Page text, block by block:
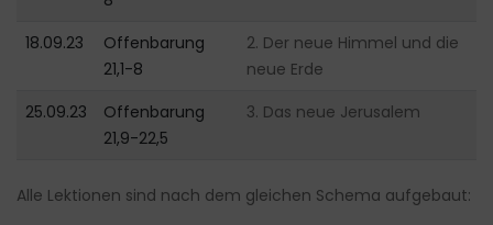
18.09.23
Offenbarung
21,1-8
2. Der neue Himmel und die
neue Erde
25.09.23
Offenbarung
21,9-22,5
3. Das neue Jerusalem
Alle Lektionen sind nach dem gleichen Schema aufgebaut: